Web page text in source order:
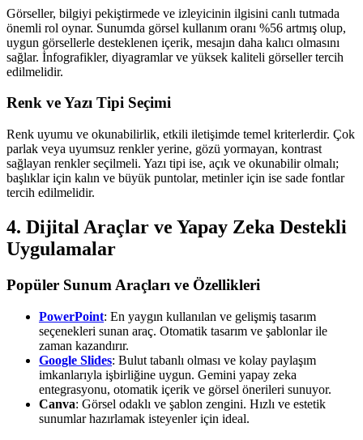
Görseller, bilgiyi pekiştirmede ve izleyicinin ilgisini canlı tutmada
önemli rol oynar. Sunumda görsel kullanım oranı %56 artmış olup,
uygun görsellerle desteklenen içerik, mesajın daha kalıcı olmasını
sağlar. İnfografikler, diyagramlar ve yüksek kaliteli görseller tercih
edilmelidir.
Renk ve Yazı Tipi Seçimi
Renk uyumu ve okunabilirlik, etkili iletişimde temel kriterlerdir. Çok
parlak veya uyumsuz renkler yerine, gözü yormayan, kontrast
sağlayan renkler seçilmeli. Yazı tipi ise, açık ve okunabilir olmalı;
başlıklar için kalın ve büyük puntolar, metinler için ise sade fontlar
tercih edilmelidir.
4. Dijital Araçlar ve Yapay Zeka Destekli
Uygulamalar
Popüler Sunum Araçları ve Özellikleri
PowerPoint: En yaygın kullanılan ve gelişmiş tasarım
seçenekleri sunan araç. Otomatik tasarım ve şablonlar ile
zaman kazandırır.
Google Slides: Bulut tabanlı olması ve kolay paylaşım
imkanlarıyla işbirliğine uygun. Gemini yapay zeka
entegrasyonu, otomatik içerik ve görsel önerileri sunuyor.
Canva: Görsel odaklı ve şablon zengini. Hızlı ve estetik
sunumlar hazırlamak isteyenler için ideal.